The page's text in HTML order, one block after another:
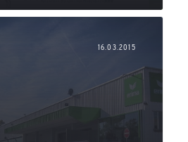
16.03.2015